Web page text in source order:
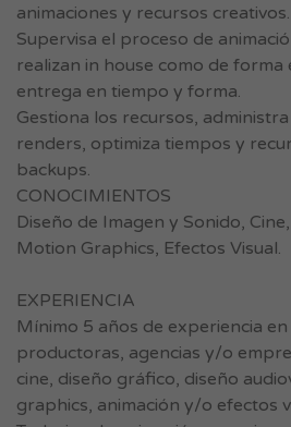
animaciones y recursos creativos.
Supervisa el proceso de
realizan in house como de forma
entrega en tiempo y forma.
Gestiona los recursos,
renders, optimiza tiempos y
backups.
CONOCIMIENTOS
Diseño de Imagen y Sonido,
Motion Graphics, Efectos Visual.
EXPERIENCIA
Mínimo 5 años de experiencia
productoras, agencias y/o
cine, diseño gráfico, diseño
graphics, animación y/o efectos